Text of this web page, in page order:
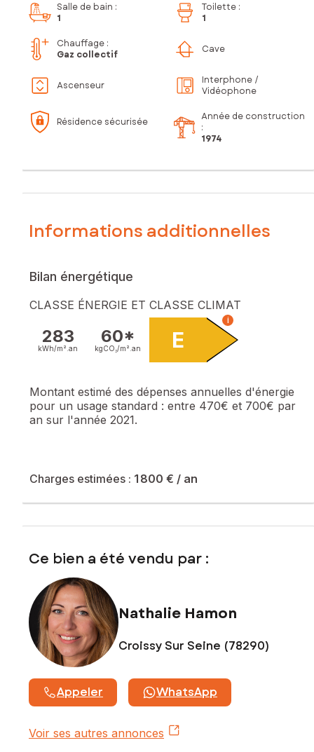
Salle de bain :
1
Toilette :
1
Chauffage :
Gaz collectif
Cave
Ascenseur
Interphone /
Vidéophone
Résidence sécurisée
Année de construction
:
1974
Informations additionnelles
Bilan énergétique
CLASSE ÉNERGIE ET CLASSE CLIMAT
283
kWh/m². an
60*
kgCO₂/m². an E
i
Montant estimé des dépenses annuelles d'énergie
pour un usage standard : entre 470€ et 700€ par
an sur l'année 2021.
Charges estimées : 1 800 € / an
Ce bien a été vendu par :
Nathalie Hamon
Croissy Sur Seine (78290)
Appeler WhatsApp
Voir ses autres annonces